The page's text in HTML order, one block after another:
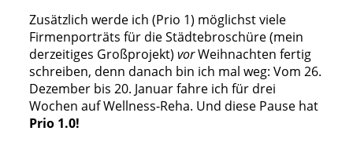
Zusätzlich werde ich (Prio 1) möglichst viele
Firmenporträts für die Städtebroschüre (mein
derzeitiges Großprojekt) vorWeihnachten fertig
schreiben, denn danach bin ich mal weg: Vom 26.
Dezember bis 20. Januar fahre ich für drei
Wochen auf Wellness-Reha. Und diese Pause hat
Prio 1.0!